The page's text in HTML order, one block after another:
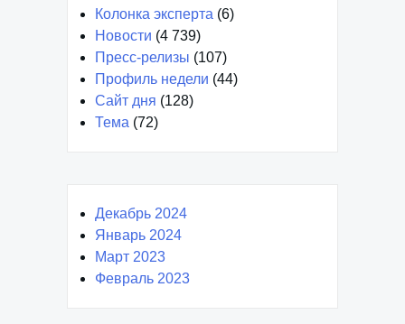
Колонка эксперта (6)
Новости (4 739)
Пресс-релизы (107)
Профиль недели (44)
Сайт дня (128)
Тема (72)
Декабрь 2024
Январь 2024
Март 2023
Февраль 2023